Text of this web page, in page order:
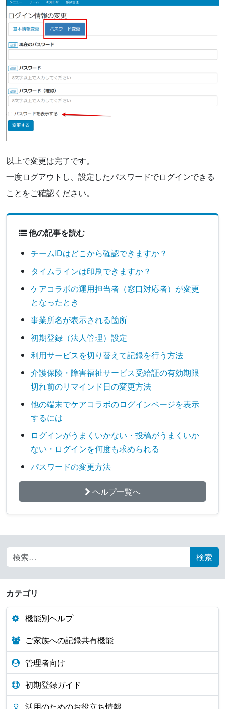
Search for:
カテゴリ
機能別ヘルプ
ご家族への記録共有機能
管理者向け
初期登録ガイド
活用のためのお役立ち情報
以上で変更は完了です。
一度ログアウトし、設定したパスワードでログインできる
ことをご確認ください。
他の記事を読む
チームIDはどこから確認できますか？
タイムラインは印刷できますか？
ケアコラボの運用担当者（窓口対応者）が変更
となったとき
事業所名が表示される箇所
初期登録（法人管理）設定
利用サービスを切り替えて記録を行う方法
介護保険・障害福祉サービス受給証の有効期限
切れ前のリマインド日の変更方法
他の端末でケアコラボのログインページを表示
するには
ログインがうまくいかない・投稿がうまくいか
ない・ログインを何度も求められる
パスワードの変更方法
ヘルプ一覧へ